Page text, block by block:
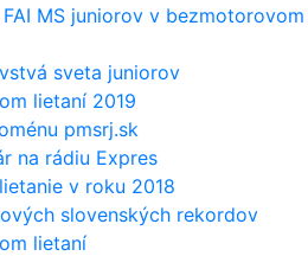
FAI MS juniorov v bezmotorovom
sveta juniorov
lietaní 2019
pmsrj.sk
na rádiu Expres
v roku 2018
slovenských rekordov
lietaní